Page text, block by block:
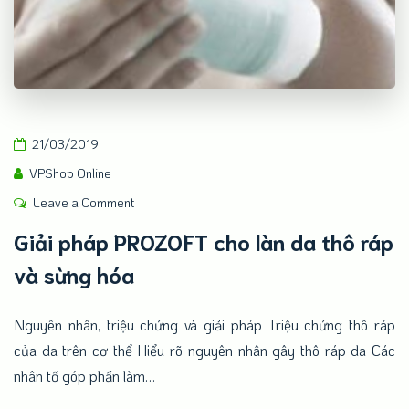
21/03/2019
VPShop Online
Leave a Commenton
pháp
làn
thô
ráp
Giải pháp PROZOFT cho làn da thô ráp
và sừng hóa
Nguyên nhân, triệu chứng và giải pháp Triệu chứng thô ráp
của da trên cơ thể Hiểu rõ nguyên nhân gây thô ráp da Các
nhân tố góp phần làm…